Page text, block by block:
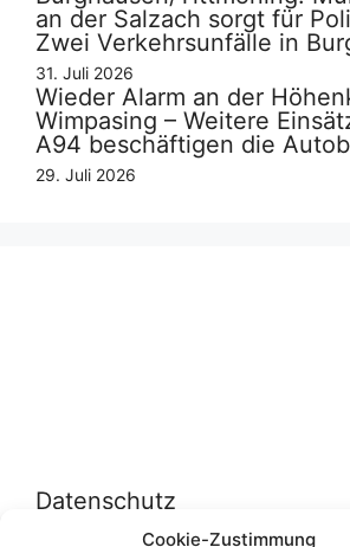
Cookie-Zustimmung
an der Salzach sorgt für
Zwei Verkehrsunfälle in
31. Juli 2026
Wieder Alarm an der
Wimpasing – Weitere
A94 beschäftigen die
29. Juli 2026
Datenschutz